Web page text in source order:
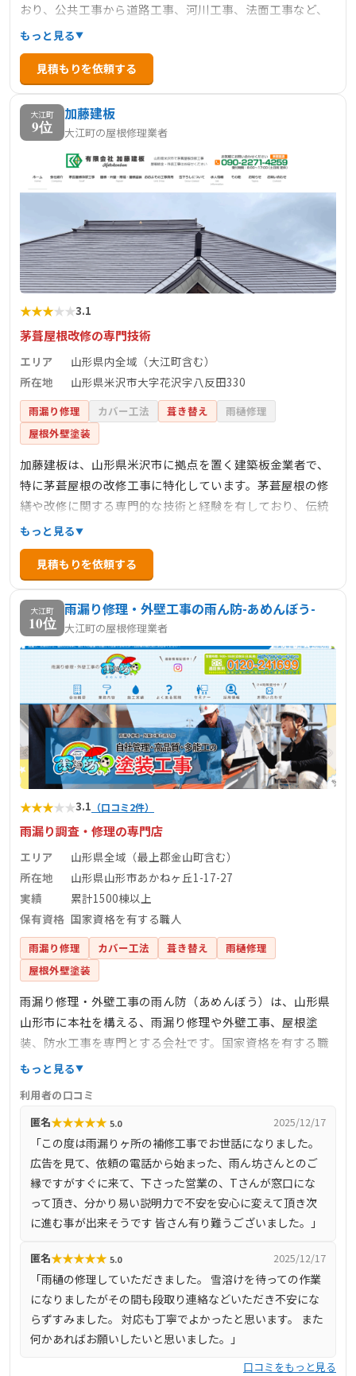
おり、公共工事から道路工事、河川工事、法面工事など、
幅広い分野で実績を積んでいます。地域のインフラ整備に
貢献し、信頼と実績を築いてきました。公式ウェブサイト
では、会社概要や事業内容、施工実績などが紹介されてお
り、地域住民や関係者にとって有益な情報が提供されてい
ます。
もっと見る
見積もりを依頼する
大江町
9位
加藤建板
大江町の屋根修理業者
★★★★★3.1
茅葺屋根改修の専門技術
エリア
山形県内全域（大江町含む）
所在地
山形県米沢市大字花沢字八反田330
雨漏り修理 カバー工法 葺き替え
雨樋修理
屋根外壁塗装
加藤建板は、山形県米沢市に拠点を置く建築板金業者で、
特に茅葺屋根の改修工事に特化しています。茅葺屋根の修
繕や改修に関する専門的な技術と経験を有しており、伝統
的な建築物の保存や修復に貢献しています。また、一般住
宅や車庫などの屋根の雨漏りやサビなどの状況に応じた最
適な修繕・改修工事も行っており、外壁工事や外壁の張替
えなども対応しています。地域に根ざしたサービスを提供
し、顧客のニーズに応じた柔軟な対応を心掛けています。
もっと見る
見積もりを依頼する
大江町
10位
雨漏り修理・外壁工事の雨ん防-あめんぼう-
大江町の屋根修理業者
★★★★★3.1 （口コミ2件）
雨漏り調査・修理の専門店
エリア
山形県全域（最上郡金山町含む）
所在地
山形県山形市あかねヶ丘1-17-27
実績
累計1500棟以上
保有資格 国家資格を有する職人
雨漏り修理 カバー工法 葺き替え
雨樋修理
屋根外壁塗装
雨漏り修理・外壁工事の雨ん防（あめんぼう）は、山形県
山形市に本社を構える、雨漏り修理や外壁工事、屋根塗
装、防水工事を専門とする会社です。国家資格を有する職
人が在籍し、赤外線調査や散水調査などの高度な技術を駆
ます。年間約300棟以上の施工実績を誇り、累計では1500
棟以上の実績があります。山形県全域に対応しており、最
上郡金山町でもサービスを提供しています。
もっと見る
利用者の口コミ
匿名★★★★★ 5.0 2025/12/17
「この度は雨漏りヶ所の補修工事でお世話になりました。
広告を見て、依頼の電話から始まった、雨ん坊さんとのご
縁ですがすぐに来て、下さった営業の、Tさんが窓口にな
って頂き、分かり易い説明力で不安を安心に変えて頂き次
に進む事が出来そうです 皆さん有り難うございました。」
匿名★★★★★ 5.0 2025/12/17
「雨樋の修理していただきました。 雪溶けを待っての作業
になりましたがその間も段取り連絡などいただき不安にな
らずすみました。 対応も丁寧でよかったと思います。 また
何かあればお願いしたいと思いました。」
口コミをもっと見る